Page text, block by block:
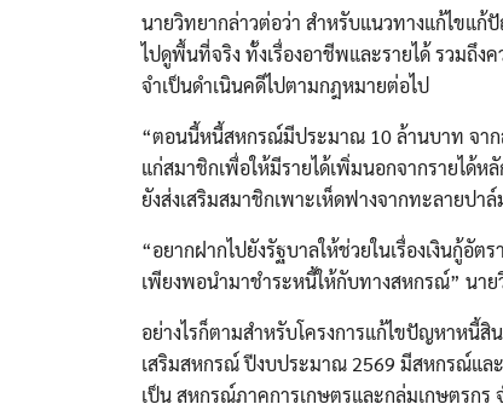
นายวิทยากล่าวต่อว่า สำหรับแนวทางแก้ไขแ
ไปดูพื้นที่จริง ทั้งเรื่องอาชีพและรายได้ รวมถึง
จำเป็นดำเนินคดีไปตามกฎหมายต่อไป
“ตอนนี้หนี้สหกรณ์มีประมาณ 10 ล้านบาท จาก
แก่สมาชิกเพื่อให้มีรายได้เพิ่มนอกจากรายได้
ยังส่งเสริมสมาชิกเพาะเห็ดฟางจากทะลายปา
“อยากฝากไปยังรัฐบาลให้ช่วยในเรื่องเงินกู้อั
เพียงพอนำมาชำระหนี้ให้กับทางสหกรณ์” นาย
อย่างไรก็ตามสำหรับโครงการแก้ไขปัญหาห
เสริมสหกรณ์ ปีงบประมาณ 2569 มีสหกรณ์แล
เป็น สหกรณ์ภาคการเกษตรและกลุ่มเกษตรก